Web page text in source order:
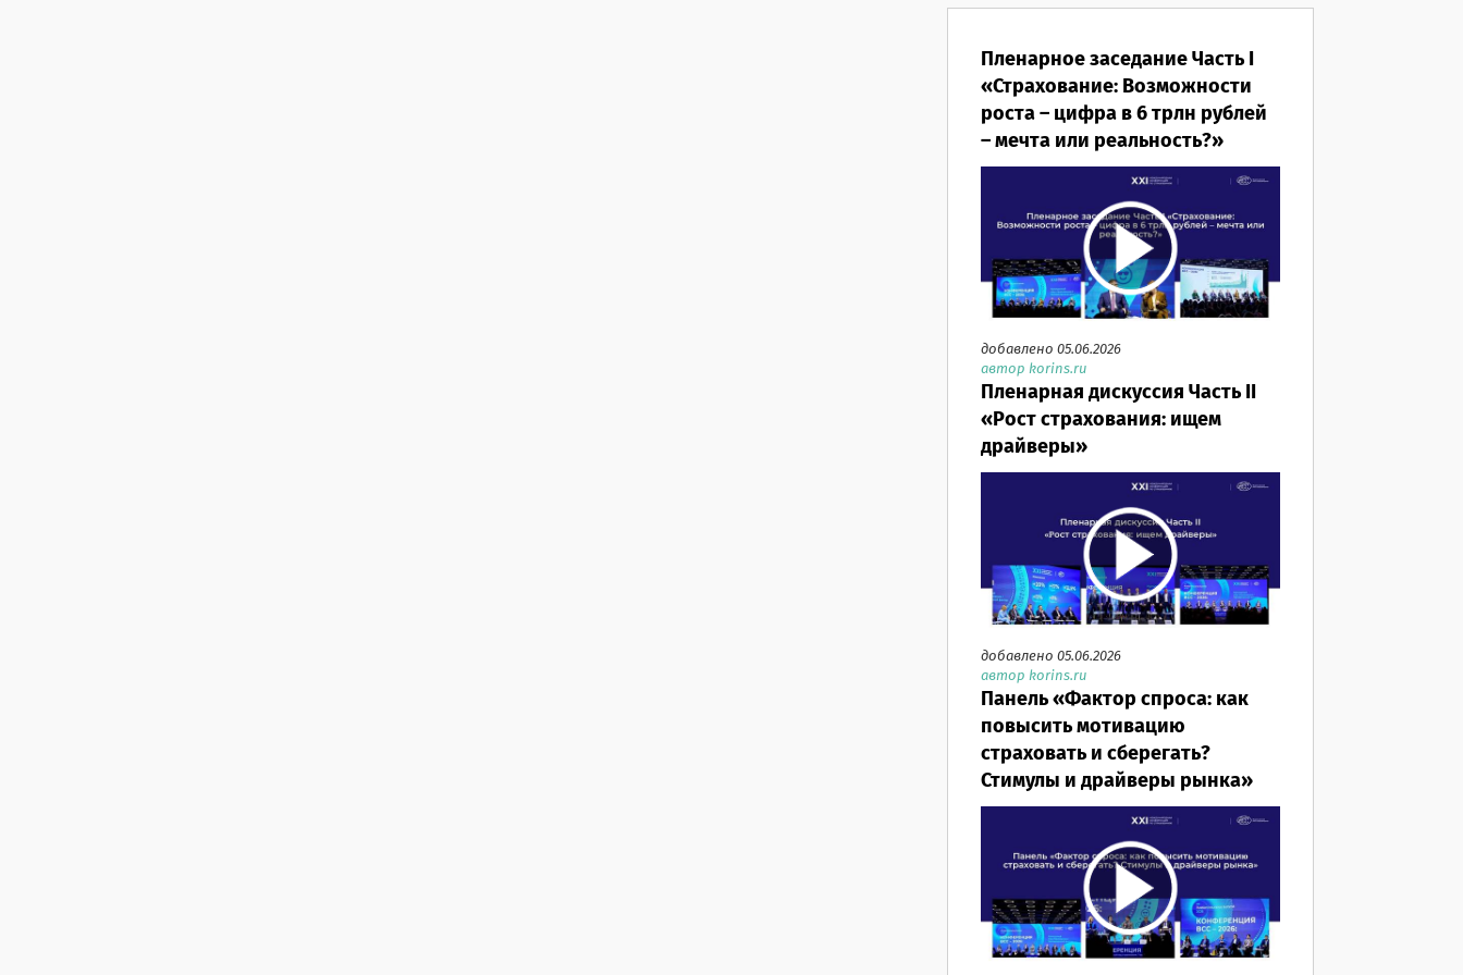
Пленарное заседание Часть I
«Страхование: Возможности
роста – цифра в 6 трлн рублей
– мечта или реальность?»
добавлено 05.06.2026
автор korins.ru
Пленарная дискуссия Часть II
«Рост страхования: ищем
драйверы»
добавлено 05.06.2026
автор korins.ru
Панель «Фактор спроса: как
повысить мотивацию
страховать и сберегать?
Стимулы и драйверы рынка»